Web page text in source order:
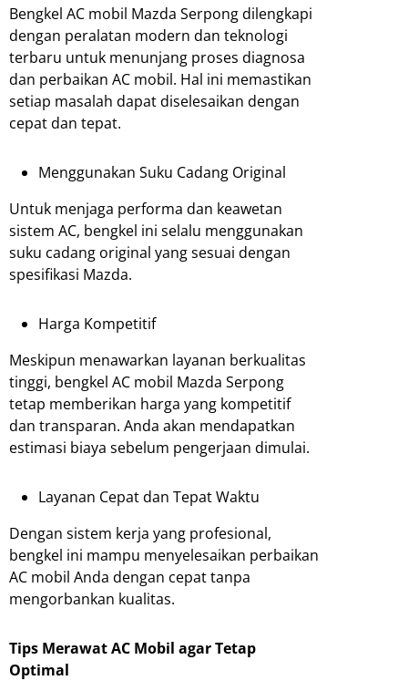
Bengkel AC mobil Mazda Serpong dilengkapi
dengan peralatan modern dan teknologi
terbaru untuk menunjang proses diagnosa
dan perbaikan AC mobil. Hal ini memastikan
setiap masalah dapat diselesaikan dengan
cepat dan tepat.
Menggunakan Suku Cadang Original
Untuk menjaga performa dan keawetan
sistem AC, bengkel ini selalu menggunakan
suku cadang original yang sesuai dengan
spesifikasi Mazda.
Harga Kompetitif
Meskipun menawarkan layanan berkualitas
tinggi, bengkel AC mobil Mazda Serpong
tetap memberikan harga yang kompetitif
dan transparan. Anda akan mendapatkan
estimasi biaya sebelum pengerjaan dimulai.
Layanan Cepat dan Tepat Waktu
Dengan sistem kerja yang profesional,
bengkel ini mampu menyelesaikan perbaikan
AC mobil Anda dengan cepat tanpa
mengorbankan kualitas.
Tips Merawat AC Mobil agar Tetap
Optimal